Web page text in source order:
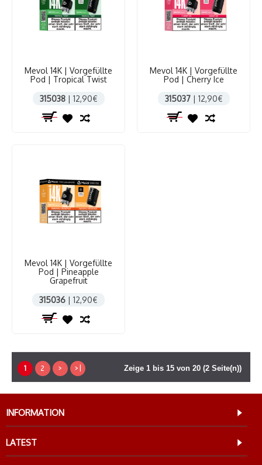
Mevol 14K | Vorgefüllte
Pod | Tropical Twist
315038| 12,90€
Mevol 14K | Vorgefüllte
Pod | Cherry Ice
315037| 12,90€
Mevol 14K | Vorgefüllte
Pod | Pineapple
Grapefruit
315036 | 12,90€
1 2 > >| Zeige 1 bis 15 von 20 (2 Seite(n))
INFORMATION
LATEST